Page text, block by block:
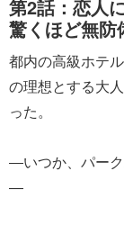
第2話：恋人
驚くほど無防
都内の高級ホテ
の理想とする大
った。
―いつか、パー
―